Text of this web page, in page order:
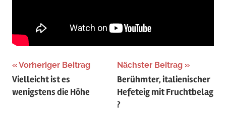
Beitragsnavigation
Vorheriger Beitrag
Vielleicht ist es
wenigstens die Höhe
Nächster Beitrag
Berühmter, italienischer
Hefeteig mit Fruchtbelag
?